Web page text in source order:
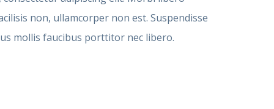
non, ullamcorper non est. Suspendisse
mollis faucibus porttitor nec libero.